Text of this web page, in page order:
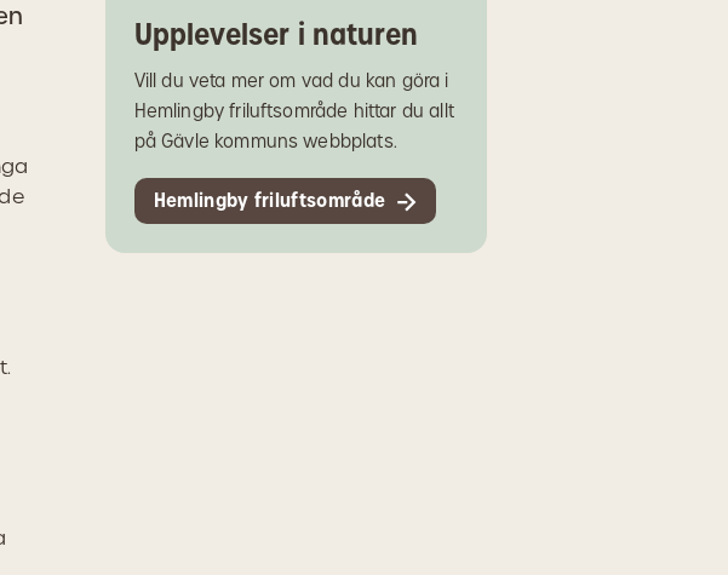
Upplevelser i naturen
Vill du veta mer om vad du kan göra i
Hemlingby friluftsområde hittar du allt
på Gävle kommuns webbplats.
Hemlingby friluftsområde